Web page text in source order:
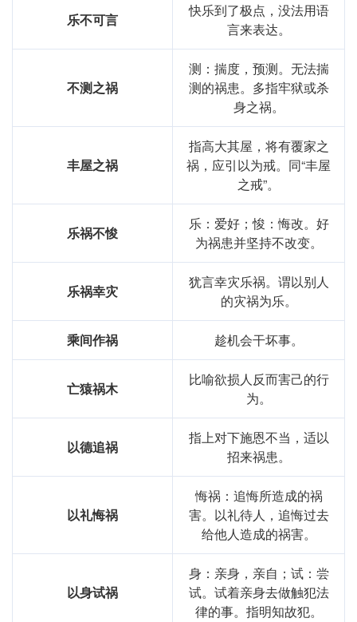
乐不可言
快乐到了极点，没法用语
言来表达。
不测之祸
测：揣度，预测。无法揣
测的祸患。多指牢狱或杀
身之祸。
丰屋之祸
指高大其屋，将有覆家之
祸，应引以为戒。同“丰屋
之戒”。
乐祸不悛
乐：爱好；悛：悔改。好
为祸患并坚持不改变。
乐祸幸灾
犹言幸灾乐祸。谓以别人
的灾祸为乐。
乘间作祸 趁机会干坏事。
亡猿祸木
比喻欲损人反而害己的行
为。
以德追祸
指上对下施恩不当，适以
招来祸患。
以礼悔祸
悔祸：追悔所造成的祸
害。以礼待人，追悔过去
给他人造成的祸害。
以身试祸
身：亲身，亲自；试：尝
试。试着亲身去做触犯法
律的事。指明知故犯。